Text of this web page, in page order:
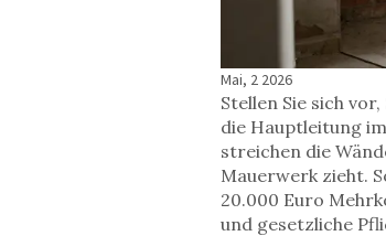
Mai, 2 2026
Stellen Sie sich
die Hauptleitung
streichen die
Mauerwerk zieht.
20.000 Euro
und gesetzliche